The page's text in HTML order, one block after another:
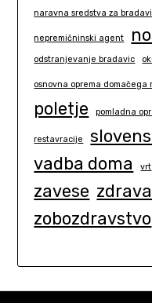
naravna sredstva za
nepremičninski agent
odstranjevanje bradavic
osnovna oprema domačega
poletje
pomladna
restavracije
vadba doma
vrt
zavese
zobozdravstvo